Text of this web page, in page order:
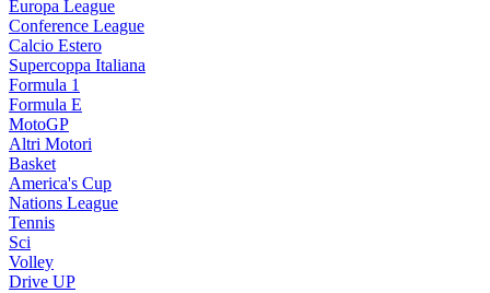
Europa League
Conference League
Calcio Estero
Supercoppa Italiana
Formula 1
Formula E
MotoGP
Altri Motori
Basket
America's Cup
Nations League
Tennis
Sci
Volley
Drive UP